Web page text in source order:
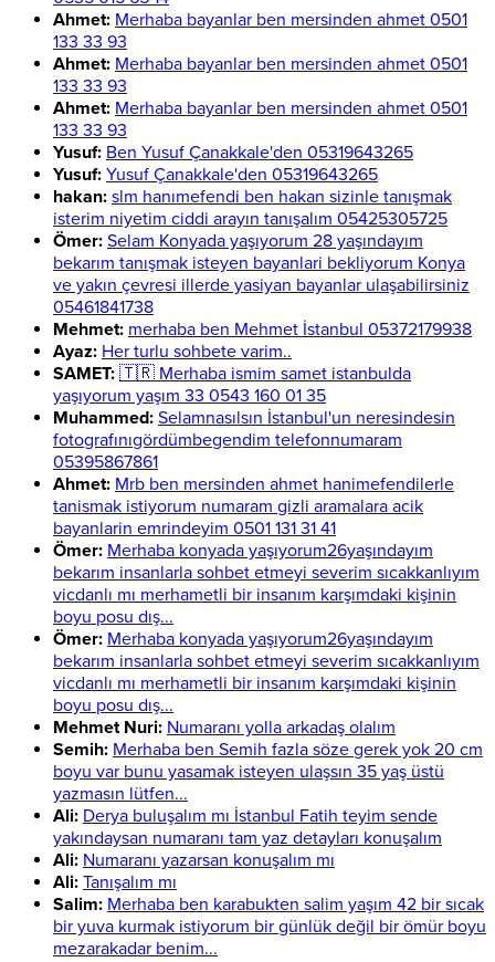
Ahmet: Merhaba bayanlar ben mersinden ahmet 0501
133 33 93
Ahmet: Merhaba bayanlar ben mersinden ahmet 0501
133 33 93
Ahmet: Merhaba bayanlar ben mersinden ahmet 0501
133 33 93
Yusuf: Ben Yusuf Çanakkale'den 05319643265
Yusuf: Yusuf Çanakkale'den 05319643265
hakan: slm hanımefendi ben hakan sizinle tanışmak
isterim niyetim ciddi arayın tanışalım 05425305725
Ömer: Selam Konyada yaşıyorum 28 yaşındayım
bekarım tanışmak isteyen bayanlari bekliyorum Konya
ve yakın çevresi illerde yasiyan bayanlar ulaşabilirsiniz
05461841738
Mehmet: merhaba ben Mehmet İstanbul 05372179938
Ayaz: Her turlu sohbete varim..
SAMET: 🇹🇷 Merhaba ismim samet istanbulda
yaşıyorum yaşım 33 0543 160 01 35
Muhammed: Selamnasılsın İstanbul'un neresindesin
fotografınıgördümbegendim telefonnumaram
05395867861
Ahmet: Mrb ben mersinden ahmet hanimefendilerle
tanismak istiyorum numaram gizli aramalara acik
bayanlarin emrindeyim 0501 131 31 41
Ömer: Merhaba konyada yaşıyorum26yaşındayım
bekarım insanlarla sohbet etmeyi severim sıcakkanlıyım
vicdanlı mı merhametli bir insanım karşımdaki kişinin
boyu posu dış...
Ömer: Merhaba konyada yaşıyorum26yaşındayım
bekarım insanlarla sohbet etmeyi severim sıcakkanlıyım
vicdanlı mı merhametli bir insanım karşımdaki kişinin
boyu posu dış...
Mehmet Nuri: Numaranı yolla arkadaş olalım
Semih: Merhaba ben Semih fazla söze gerek yok 20 cm
boyu var bunu yasamak isteyen ulaşsın 35 yaş üstü
yazmasın lütfen...
Ali: Derya buluşalım mı İstanbul Fatih teyim sende
yakındaysan numaranı tam yaz detayları konuşalım
Ali: Numaranı yazarsan konuşalım mı
Ali: Tanışalım mı
Salim: Merhaba ben karabukten salim yaşım 42 bir sıcak
bir yuva kurmak istiyorum bir günlük değil bir ömür boyu
mezarakadar benim...